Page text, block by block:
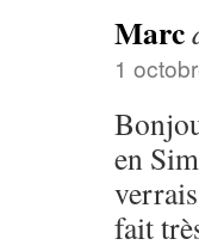
Marc
1
en
fait